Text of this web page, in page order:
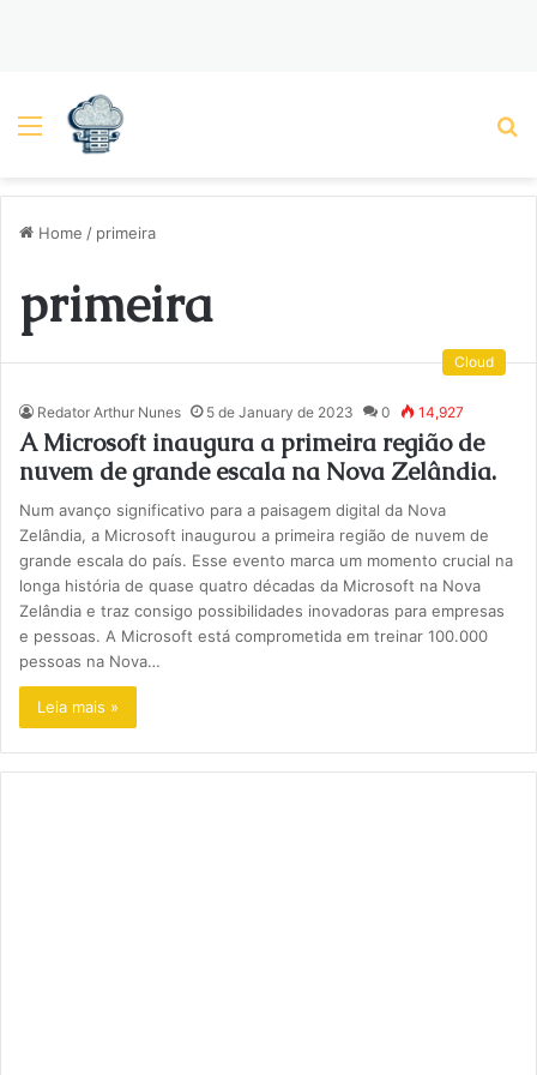
Menu
Home / primeira
primeira
Cloud
Redator Arthur Nunes 5 de January de 2023 0 14,927
A Microsoft inaugura a primeira região de
nuvem de grande escala na Nova Zelândia.
Num avanço significativo para a paisagem digital da Nova
Zelândia, a Microsoft inaugurou a primeira região de nuvem de
grande escala do país. Esse evento marca um momento crucial na
longa história de quase quatro décadas da Microsoft na Nova
Zelândia e traz consigo possibilidades inovadoras para empresas
e pessoas. A Microsoft está comprometida em treinar 100.000
pessoas na Nova…
Leia mais »